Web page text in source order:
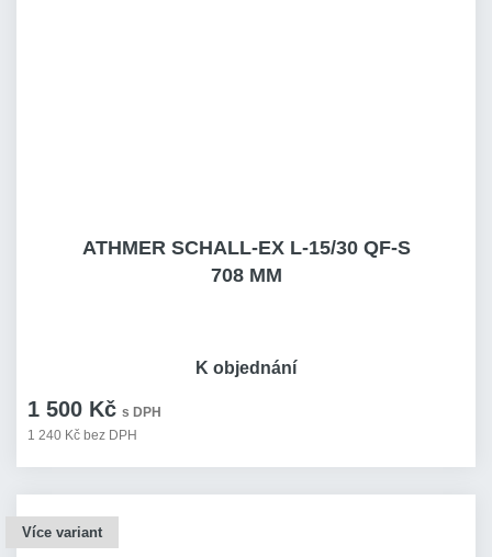
ATHMER SCHALL-EX L-15/30 QF-S
708 MM
1 500 Kč s DPH
1 240 Kč bez DPH
K objednání
Více variant